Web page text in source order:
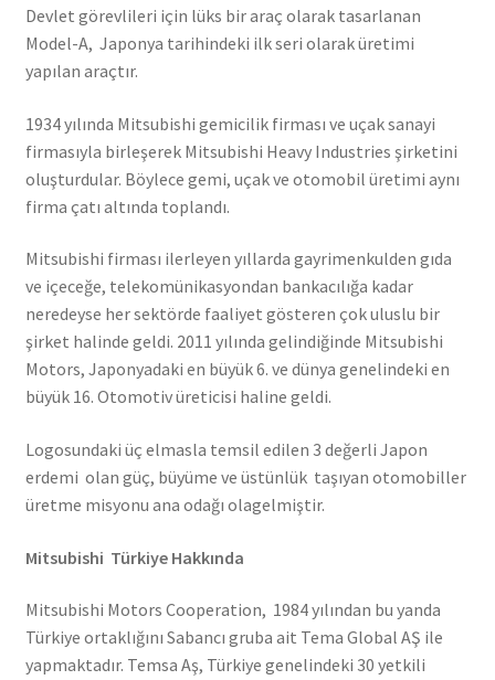
Devlet görevlileri için lüks bir araç olarak tasarlanan
Model-A, Japonya tarihindeki ilk seri olarak üretimi
yapılan araçtır.
1934 yılında Mitsubishi gemicilik firması ve uçak sanayi
firmasıyla birleşerek Mitsubishi Heavy Industries şirketini
oluşturdular. Böylece gemi, uçak ve otomobil üretimi aynı
firma çatı altında toplandı.
Mitsubishi firması ilerleyen yıllarda gayrimenkulden gıda
ve içeceğe, telekomünikasyondan bankacılığa kadar
neredeyse her sektörde faaliyet gösteren çok uluslu bir
şirket halinde geldi. 2011 yılında gelindiğinde Mitsubishi
Motors, Japonyadaki en büyük 6. ve dünya genelindeki en
büyük 16. Otomotiv üreticisi haline geldi.
Logosundaki üç elmasla temsil edilen 3 değerli Japon
erdemi olan güç, büyüme ve üstünlük taşıyan otomobiller
üretme misyonu ana odağı olagelmiştir.
Mitsubishi Türkiye Hakkında
Mitsubishi Motors Cooperation, 1984 yılından bu yanda
Türkiye ortaklığını Sabancı gruba ait Tema Global AŞ ile
yapmaktadır. Temsa Aş, Türkiye genelindeki 30 yetkili